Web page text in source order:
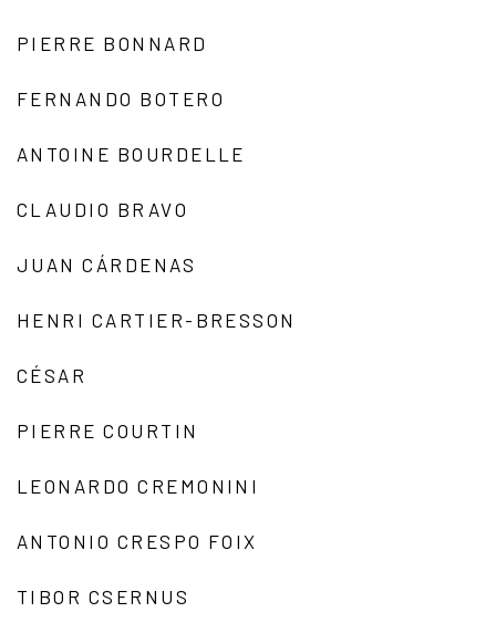
PIERRE BONNARD
FERNANDO BOTERO
ANTOINE BOURDELLE
CLAUDIO BRAVO
JUAN CÁRDENAS
HENRI CARTIER-BRESSON
CÉSAR
PIERRE COURTIN
LEONARDO CREMONINI
ANTONIO CRESPO FOIX
TIBOR CSERNUS